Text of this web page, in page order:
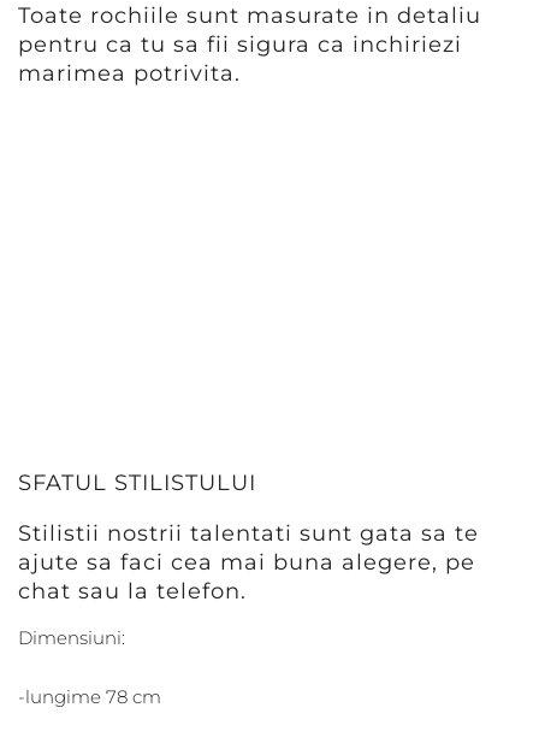
Toate rochiile sunt masurate in detaliu
pentru ca tu sa fii sigura ca inchiriezi
marimea potrivita.
SFATUL STILISTULUI
Stilistii nostrii talentati sunt gata sa te
ajute sa faci cea mai buna alegere, pe
chat sau la telefon.
Dimensiuni:
-lungime 78 cm